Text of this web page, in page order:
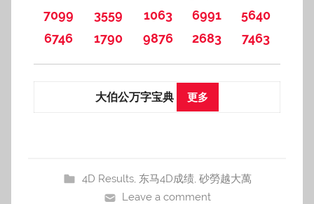
7099 3559 1063 6991
5640
6746
1790 9876 2683 7463
大伯公万字宝典 更多
4D Results, 东马4D成绩, 砂勞越大萬
Leave a comment